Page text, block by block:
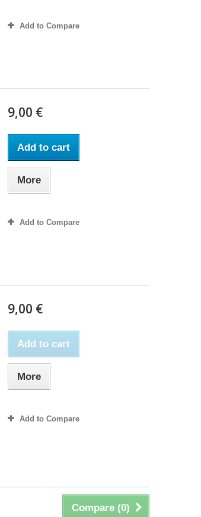
Add to Compare
9,00 €
Add to cart
More
Add to Compare
9,00 €
Add to cart
More
Add to Compare
Compare (0)